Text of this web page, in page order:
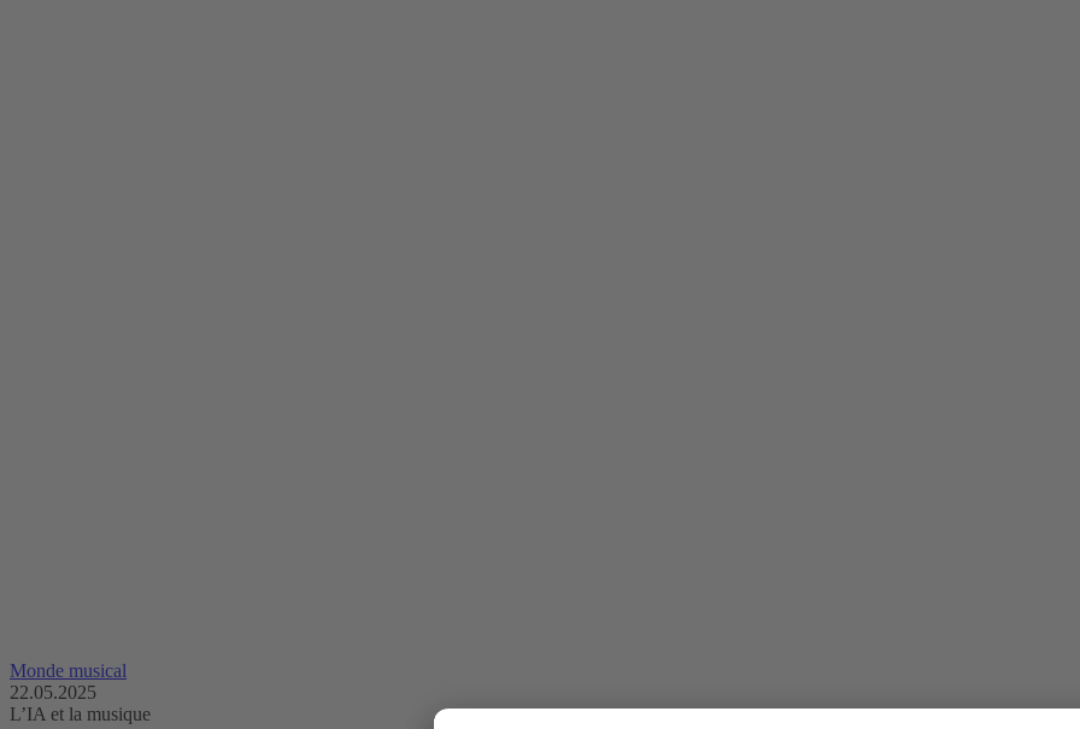
Monde musical
22.05.2025
L’IA et la musique